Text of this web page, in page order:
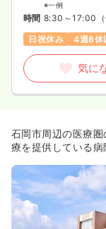
※一例
時間 8:30～17:00
日祝休み
4週8休
気に
石岡市周辺の医療
療を提供している病